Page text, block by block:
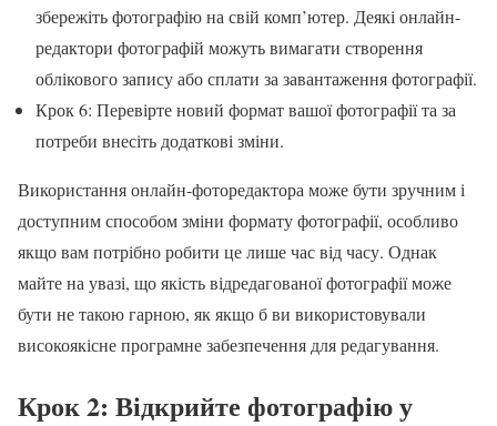
збережіть фотографію на свій комп’ютер. Деякі онлайн-
редактори фотографій можуть вимагати створення
облікового запису або сплати за завантаження фотографії.
Крок 6: Перевірте новий формат вашої фотографії та за
потреби внесіть додаткові зміни.
Використання онлайн-фоторедактора може бути зручним і
доступним способом зміни формату фотографії, особливо
якщо вам потрібно робити це лише час від часу. Однак
майте на увазі, що якість відредагованої фотографії може
бути не такою гарною, як якщо б ви використовували
високоякісне програмне забезпечення для редагування.
Крок 2: Відкрийте фотографію у